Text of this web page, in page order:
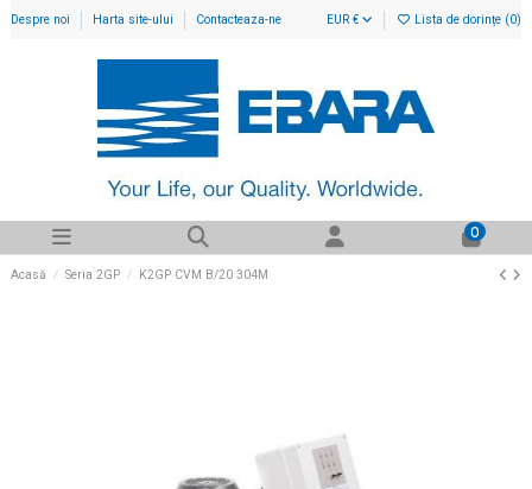
Despre noi Harta site-ului Contacteaza-ne EUR € Lista de dorințe (0)
0
Acasă Seria 2GP K2GP CVM B/20 304M